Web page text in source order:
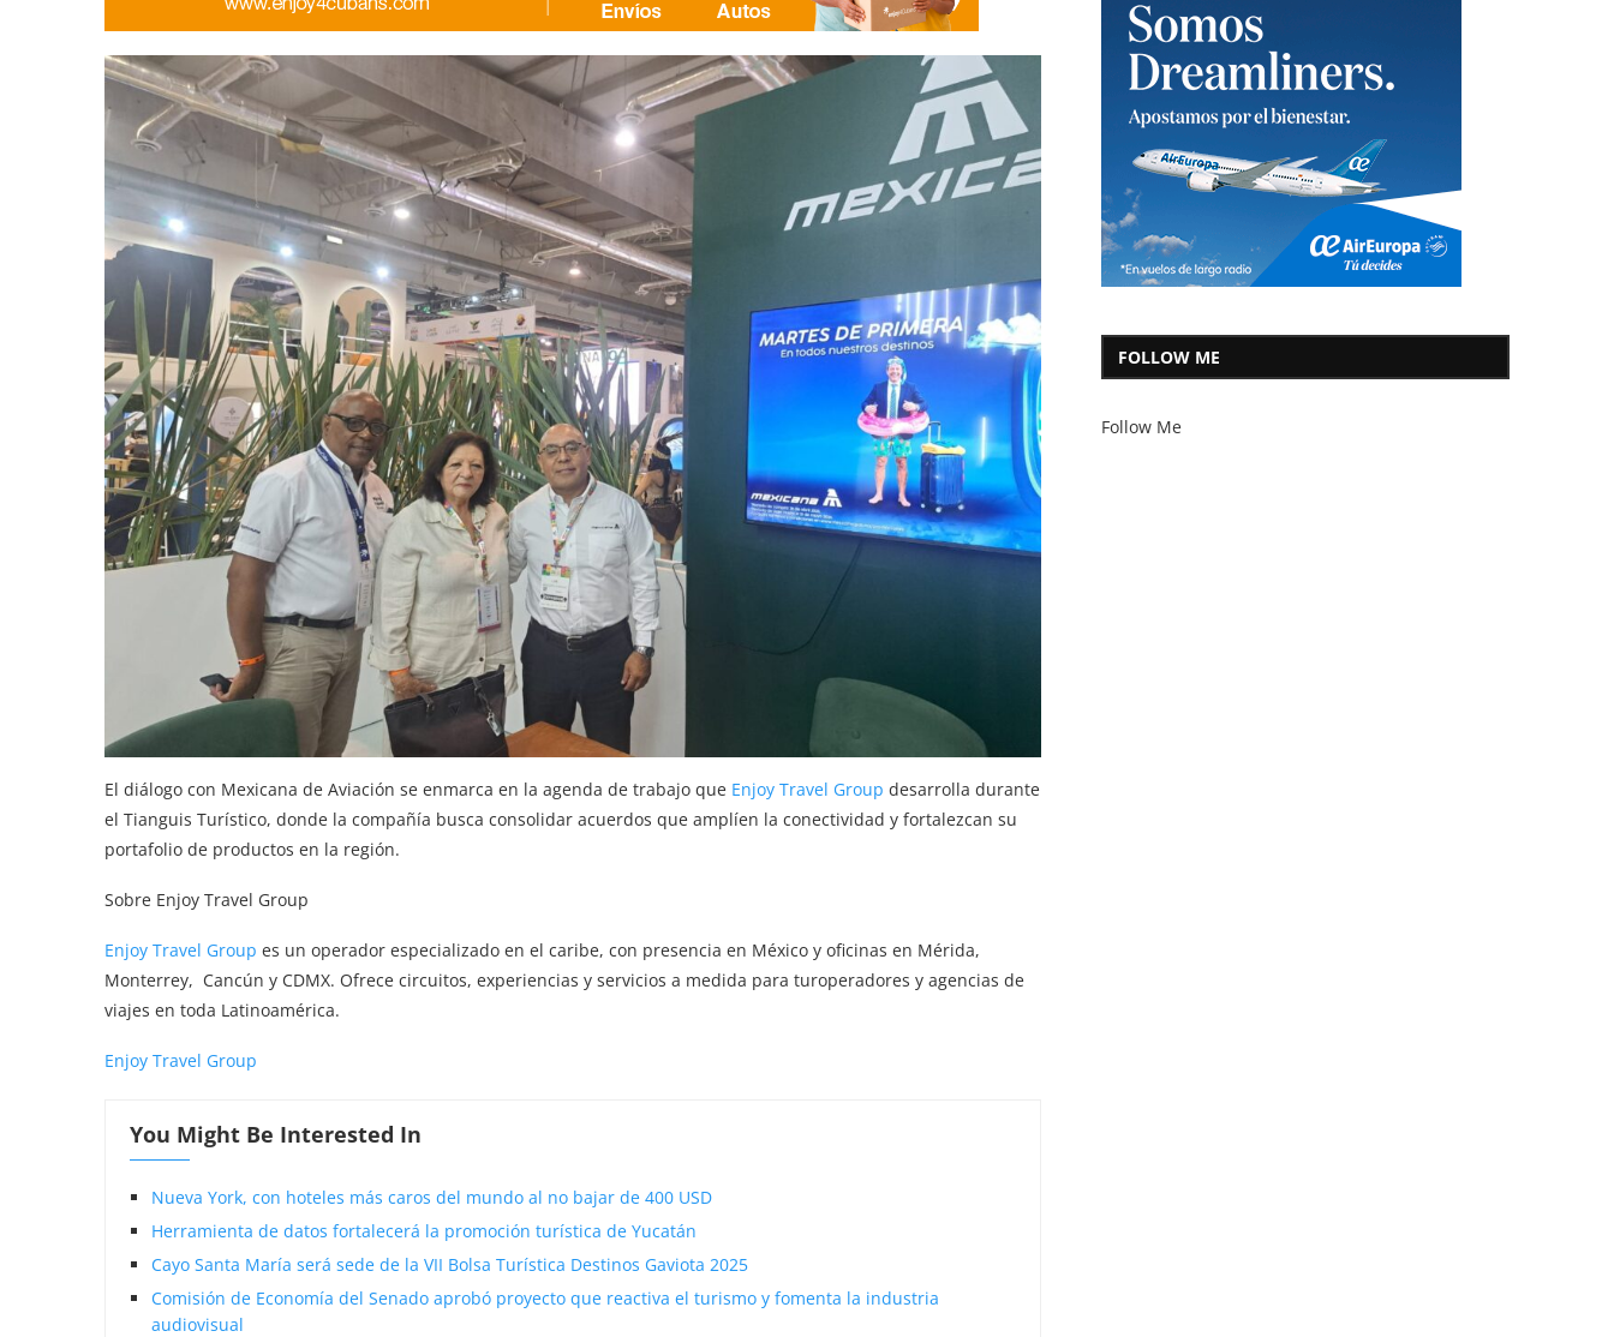
El diálogo con Mexicana de Aviación se enmarca en la agenda de trabajo que Enjoy Travel Group desarrolla durante
el Tianguis Turístico, donde la compañía busca consolidar acuerdos que amplíen la conectividad y fortalezcan su
portafolio de productos en la región.
Sobre Enjoy Travel Group
Enjoy Travel Group es un operador especializado en el caribe, con presencia en México y oficinas en Mérida,
Monterrey, Cancún y CDMX. Ofrece circuitos, experiencias y servicios a medida para turoperadores y agencias de
viajes en toda Latinoamérica.
Enjoy Travel Group
You Might Be Interested In
Nueva York, con hoteles más caros del mundo al no bajar de 400 USD
Herramienta de datos fortalecerá la promoción turística de Yucatán
Cayo Santa María será sede de la VII Bolsa Turística Destinos Gaviota 2025
Comisión de Economía del Senado aprobó proyecto que reactiva el turismo y fomenta la industria
audiovisual
FOLLOW ME
Follow Me